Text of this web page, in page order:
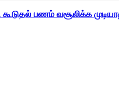
பணம் வசூலிக்க